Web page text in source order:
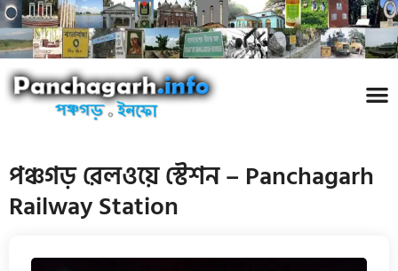
পঞ্চগড় রেলওয়ে স্টেশন – Panchagarh
Railway Station